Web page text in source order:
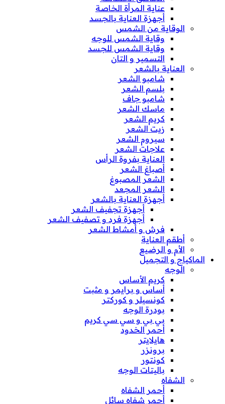
عناية المرأة الخاصة
أجهزة العناية بالجسد
الوقاية من الشمس
وقاية الشمس للوجه
وقاية الشمس للجسد
التسمير و التان
العناية بالشعر
شامبو الشعر
بلسم الشعر
شامبو جاف
ماسك الشعر
كريم الشعر
زيت الشعر
سيروم الشعر
علاجات الشعر
العناية بفروة الرأس
أصباغ الشعر
الشعر المصبوغ
الشعر المجعد
أجهزة العناية بالشعر
أجهزة تجفيف الشعر
أجهزة فرد و تصفيف الشعر
فرش و أمشاط الشعر
أطقم العناية
الأم و الرضيع
الماكياج و التجميل
الوجه
كريم الأساس
أساس و برايمر و مثبت
كونسيلر و كوركتر
بودرة الوجه
بي بي و سي سي كريم
أحمر الخدود
هايلايتر
برونزر
كونتور
باليتات الوجه
الشفاه
أحمر الشفاه
أحمر شفاه سائل